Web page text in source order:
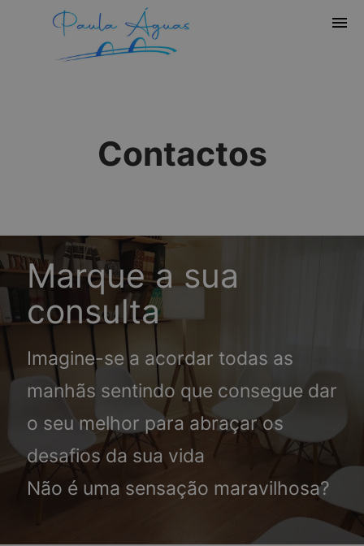
menu
Contactos
Marque a sua
consulta
Imagine-se a acordar todas as
manhãs sentindo que consegue dar
o seu melhor para abraçar os
desafios da sua vida
Não é uma sensação maravilhosa?